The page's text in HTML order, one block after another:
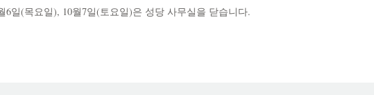
6일(목요일), 10월7일(토요일)은 성당 사무실을 닫습니다.